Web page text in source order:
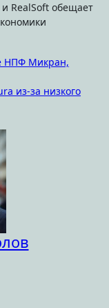
RealSoft обещает
НПФ Микран,
из-за низкого